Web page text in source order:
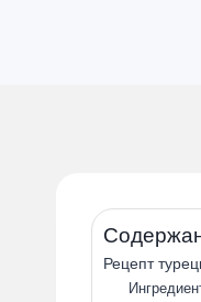
Рецепт